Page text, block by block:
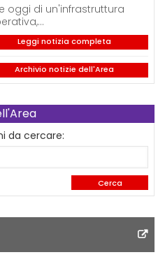
oggi di un'infrastruttura
Leggi notizia completa
Archivio notizie dell'Area
da cercare: